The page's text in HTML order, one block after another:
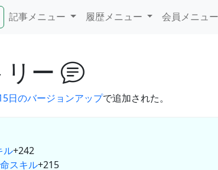
記事メニュー 履歴メニュー 会員メニュー
ー
日のバージョンアップで追加された。
ル+242
スキル+215